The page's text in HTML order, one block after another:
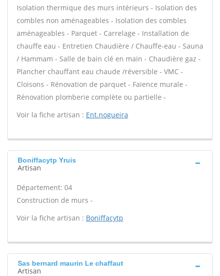
Isolation thermique des murs intérieurs - Isolation des
combles non aménageables - Isolation des combles
aménageables - Parquet - Carrelage - Installation de
chauffe eau - Entretien Chaudière / Chauffe-eau - Sauna
/ Hammam - Salle de bain clé en main - Chaudière gaz -
Plancher chauffant eau chaude /réversible - VMC -
Cloisons - Rénovation de parquet - Faïence murale -
Rénovation plomberie complète ou partielle -
Voir la fiche artisan : Ent.nogueira
Boniffacytp Yruis
Artisan
Département: 04
Construction de murs -
Voir la fiche artisan : Boniffacytp
Sas bernard maurin Le chaffaut
Artisan